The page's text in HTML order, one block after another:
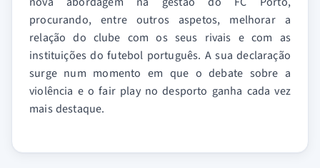
procurando, entre outros aspetos, melhorar a
relação do clube com os seus rivais e com as
instituições do futebol português. A sua declaração
surge num momento em que o debate sobre a
violência e o fair play no desporto ganha cada vez
mais destaque.